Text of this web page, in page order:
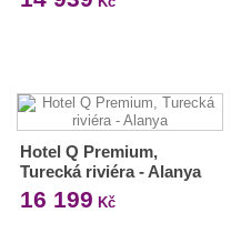
Hotel Q Premium,
Turecká riviéra - Alanya
16 199 Kč